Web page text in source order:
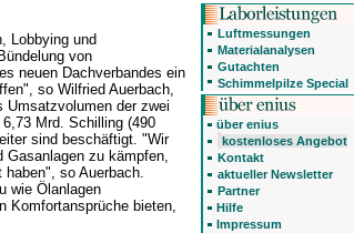
Lobbying und
von
neuen Dachverbandes ein
so Wilfried Auerbach,
Umsatzvolumen der zwei
Mrd. Schilling (490
sind beschäftigt. "Wir
Gasanlagen zu kämpfen,
so Auerbach.
wie Ölanlagen
Komfortansprüche bieten,
Luftmessungen
Materialanalysen
Gutachten
Schimmelpilze Special
über enius
kostenloses Angebot
Kontakt
aktueller Newsletter
Partner
Hilfe
Impressum